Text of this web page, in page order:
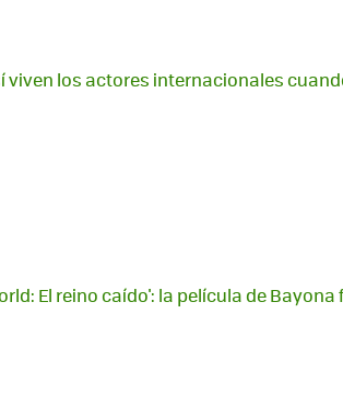
viven los actores internacionales
El reino caído': la película de Bayona